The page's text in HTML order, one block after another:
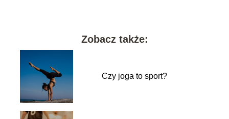
Zobacz także:
Czy joga to sport?